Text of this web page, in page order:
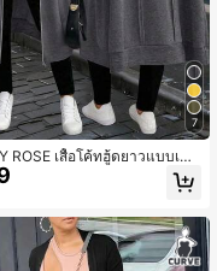
7
ROSE เสื้อโค้ทฮู้ดยาวแบบเบา
หรับผู้หญิงไซส์ใหญ่ พิมพ์ลายตั
แขนยาว มีซิปด้านหน้า สำหรับ